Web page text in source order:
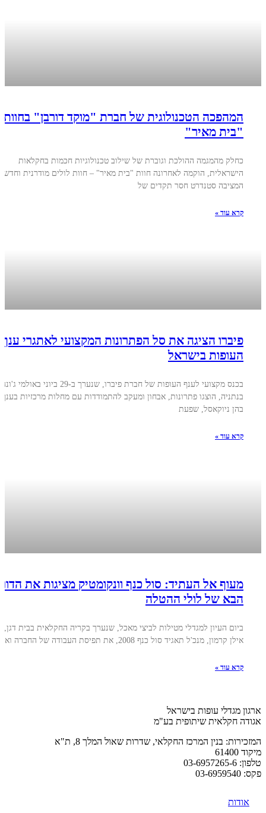
המהפכה הטכנולוגית של חברת "מוקד דורבן" בחוות
"בית מאיר"
כחלק מהמגמה ההולכת וגוברת של שילוב טכנולוגיות חכמות בחקלאות
הישראלית, הוקמה לאחרונה חוות "בית מאיר" – חוות לולים מודרנית
המציבה סטנדרט חסר תקדים של
קרא עוד »
פיברו הציגה את סל הפתרונות המקצועי לאתגרי ענף
העופות בישראל
בכנס מקצועי לענף העופות של חברת פיברו, שנערך ב-29 ביוני באולמי ג'ונה
בנתניה, הוצגו פתרונות, אבחון ומעקב להתמודדות עם מחלות מרכזיות בענף,
בהן ניוקאסל, שפעת
קרא עוד »
מעוף אל העתיד: סול כנף וונקומטיק מציגות את הדור
הבא של לולי ההטלה
ביום העיון למגדלי מטילות לביצי מאכל, שנערך בקריה החקלאית בבית דגן,
אילן קרמון, מנכ'ל תאגיד סול כנף 2008, את תפיסת העבודה של החברה ואת
קרא עוד »
ארגון מגדלי עופות בישראל
אגודה חקלאית שיתופית בע"מ
המזכירות: בנין המרכז החקלאי, שדרות שאול המלך 8, ת"א
מיקוד 61400
טלפון: 03-6957265-6
פקס: 03-6959540
אודות